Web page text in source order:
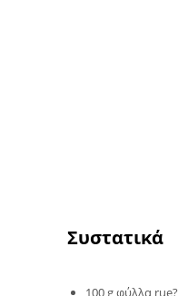
Συστατικά
100 g φύλλα rue?